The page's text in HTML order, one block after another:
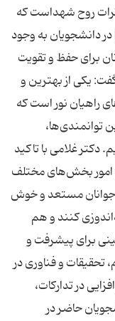
روح شهداست که
در دانشجویان به وجود
برای حفظ و تقویت
یکی از بهترین و
راهیان نور است که
توانمندی‌ها،
غلامی با تاکید
امور بخش‌های مختلف
جوانان مستعد و خوش
کنند و هم
برای پیشرفت و
تحقیقات و فناوری در
در تدارکات،
حاضر در